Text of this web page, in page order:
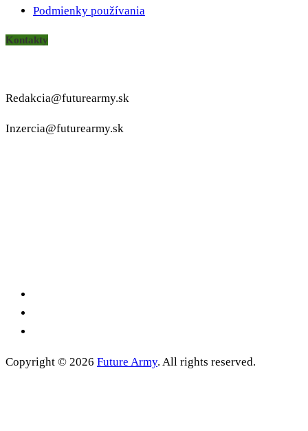
Podmienky používania
Kontakty
Redakcia@futurearmy.sk
Inzercia@futurearmy.sk
Copyright © 2026 Future Army. All rights reserved.